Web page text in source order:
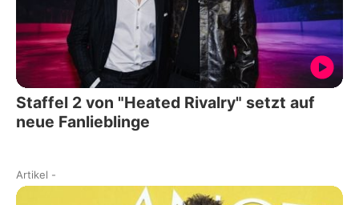
Staffel 2 von "Heated Rivalry" setzt auf
neue Fanlieblinge
Artikel -